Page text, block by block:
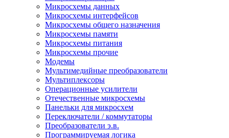
Микросхемы данных
Микросхемы интерфейсов
Микросхемы общего назначения
Микросхемы памяти
Микросхемы питания
Микросхемы прочие
Модемы
Мультимедийные преобразователи
Мультиплексоры
Операционные усилители
Отечественные микросхемы
Панельки для микросхем
Переключатели / коммутаторы
Преобразователи э.в.
Программируемая логика